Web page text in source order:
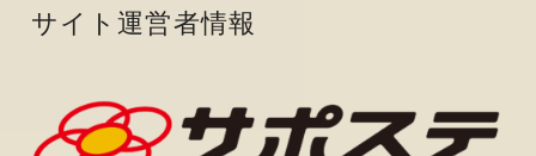
サイト運営者情報